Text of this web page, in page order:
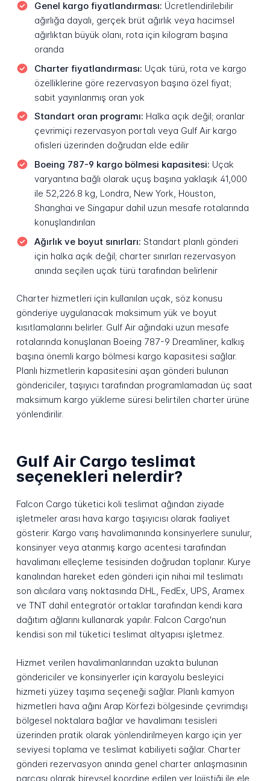
Genel kargo fiyatlandırması: Ücretlendirilebilir
ağırlığa dayalı, gerçek brüt ağırlık veya hacimsel
ağırlıktan büyük olanı, rota için kilogram başına
oranda
Charter fiyatlandırması: Uçak türü, rota ve kargo
özelliklerine göre rezervasyon başına özel fiyat;
sabit yayınlanmış oran yok
Standart oran programı: Halka açık değil; oranlar
çevrimiçi rezervasyon portalı veya Gulf Air kargo
ofisleri üzerinden doğrudan elde edilir
Boeing 787-9 kargo bölmesi kapasitesi: Uçak
varyantına bağlı olarak uçuş başına yaklaşık 41,000
ile 52,226.8 kg, Londra, New York, Houston,
Shanghai ve Singapur dahil uzun mesafe rotalarında
konuşlandırılan
Ağırlık ve boyut sınırları: Standart planlı gönderi
için halka açık değil; charter sınırları rezervasyon
anında seçilen uçak türü tarafından belirlenir
Charter hizmetleri için kullanılan uçak, söz konusu
gönderiye uygulanacak maksimum yük ve boyut
kısıtlamalarını belirler. Gulf Air ağındaki uzun mesafe
rotalarında konuşlanan Boeing 787-9 Dreamliner, kalkış
başına önemli kargo bölmesi kargo kapasitesi sağlar.
Planlı hizmetlerin kapasitesini aşan gönderi bulunan
göndericiler, taşıyıcı tarafından programlamadan üç saat
maksimum kargo yükleme süresi belirtilen charter ürüne
yönlendirilir.
Gulf Air Cargo teslimat
seçenekleri nelerdir?
Falcon Cargo tüketici koli teslimat ağından ziyade
işletmeler arası hava kargo taşıyıcısı olarak faaliyet
gösterir. Kargo varış havalimanında konsinyerlere sunulur,
konsinyer veya atanmış kargo acentesi tarafından
havalimanı elleçleme tesisinden doğrudan toplanır. Kurye
kanalından hareket eden gönderi için nihai mil teslimatı
son alıcılara varış noktasında DHL, FedEx, UPS, Aramex
ve TNT dahil entegratör ortaklar tarafından kendi kara
dağıtım ağlarını kullanarak yapılır. Falcon Cargo'nun
kendisi son mil tüketici teslimat altyapısı işletmez.
Hizmet verilen havalimanlarından uzakta bulunan
göndericiler ve konsinyerler için karayolu besleyici
hizmeti yüzey taşıma seçeneği sağlar. Planlı kamyon
hizmetleri hava ağını Arap Körfezi bölgesinde çevrimdışı
bölgesel noktalara bağlar ve havalimanı tesisleri
üzerinden pratik olarak yönlendirilmeyen kargo için yer
seviyesi toplama ve teslimat kabiliyeti sağlar. Charter
gönderi rezervasyon anında genel charter anlaşmasının
parçası olarak bireysel koordine edilen yer lojistiği ile ele